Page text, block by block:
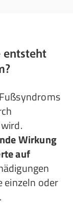
entsteht
Wirkung
auf
einzeln oder